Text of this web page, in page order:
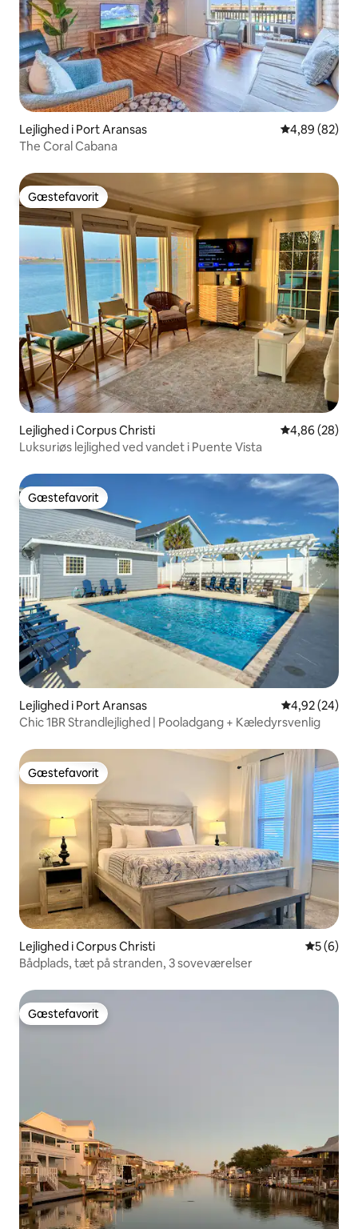
Lejlighed i Port Aransas 4,89 ud af 5 i
4,89 (82)
The Coral Cabana
Gæstefavorit
Gæstefavorit
Lejlighed i Corpus Christi 4,86 ud af 5 i
4,86 (28)
Luksuriøs lejlighed ved vandet i Puente Vista
Gæstefavorit
Gæstefavorit
Lejlighed i Port Aransas 4,92 ud af 5 i
4,92 (24)
Chic 1BR Strandlejlighed | Pooladgang + Kæledyrsvenlig
Gæstefavorit
Gæstefavorit
Lejlighed i Corpus Christi 5 ud af 5
5 (6)
Bådplads, tæt på stranden, 3 soveværelser
Gæstefavorit
Gæstefavorit